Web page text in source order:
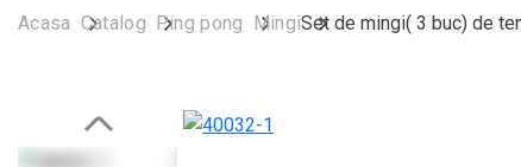
Acasa Catalog Ping pong MingiSet de mingi( 3 buc) de